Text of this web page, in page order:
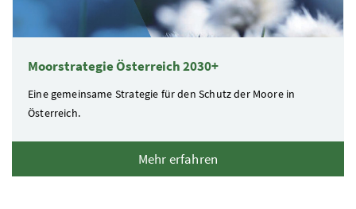
Moorstrategie Österreich 2030+
Eine gemeinsame Strategie für den Schutz der Moore in
Österreich.
Mehr erfahren